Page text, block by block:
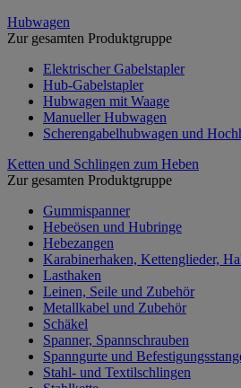
Hubwagen
Zur gesamten Produktgruppe
Elektrischer Gabelstapler
Hub-Gabelstapler
Hubwagen mit Waage
Manueller Hubwagen
Scherengabelhubwagen und
Ketten und Schlingen zum Heben
Zur gesamten Produktgruppe
Gummispanner
Hebeösen und Hubringe
Hebezangen
Karabinerhaken, Kettenglieder,
Lasthaken
Leinen, Seile und Zubehör
Metallkabel und Zubehör
Schäkel
Spanner, Spannschrauben
Spanngurte und
Stahl- und Textilschlingen